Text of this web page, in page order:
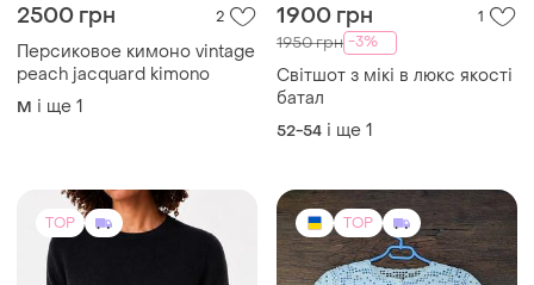
2500 грн 2
Персиковое кимоно vintage
peach jacquard kimono
M і ще 1
1900 грн 1
1950 грн -3%
Світшот з мікі в люкс якості
батал
52-54 і ще 1
TOP TOP